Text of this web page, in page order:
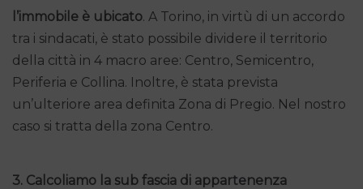
l’immobile è ubicato. A Torino, in virtù di un accordo
tra i sindacati, è stato possibile dividere il territorio
della città in 4 macro aree: Centro, Semicentro,
Periferia e Collina. Inoltre, è stata prevista
un’ulteriore area definita Zona di Pregio. Nel nostro
caso si tratta della zona Centro.
3. Calcoliamo la sub fascia di appartenenza